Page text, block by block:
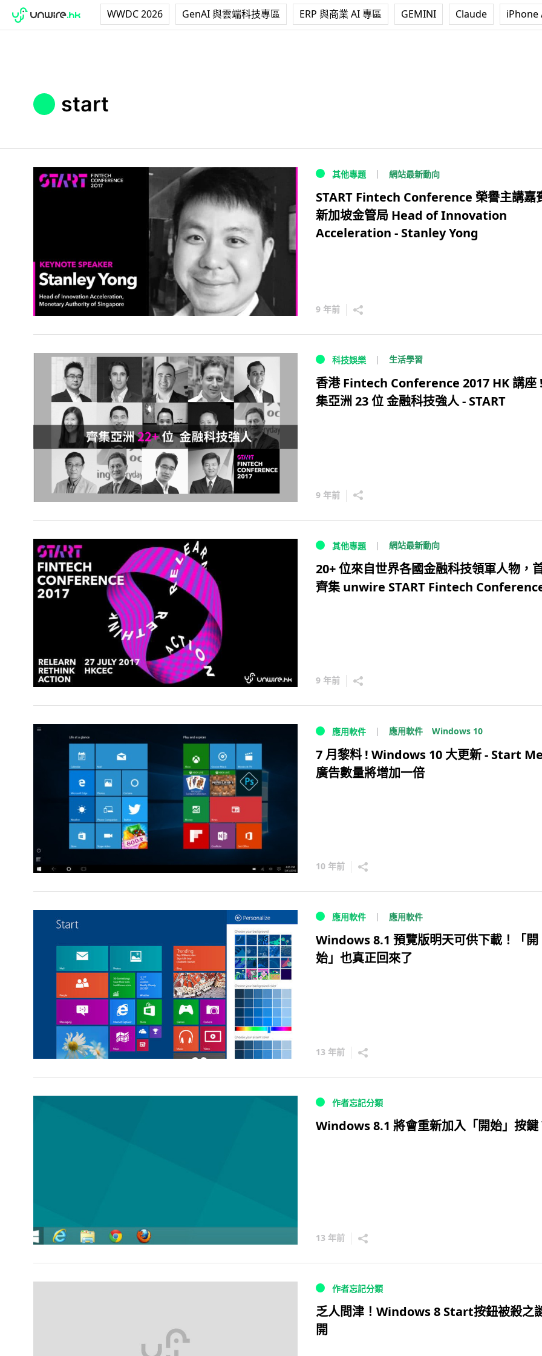
WWDC 2026 GenAI 與雲端科技專區 ERP 與商業 AI 專區 GEMINI Claude iPhone
start
其他專題 網站最新動向
START Fintech Conference 榮譽主講嘉
新加坡金管局 Head of Innovation
Acceleration - Stanley Yong
9 年前
科技娛樂 生活學習
香港 Fintech Conference 2017 HK 講座
集亞洲 23 位 金融科技強人 - START
9 年前
其他專題 網站最新動向
20+ 位來自世界各國金融科技領軍人物，
齊集 unwire START Fintech
9 年前
應用軟件 應用軟件 Windows 10
7 月黎料 ! Windows 10 大更新 - Start
廣告數量將增加一倍
10 年前
應用軟件 應用軟件
Windows 8.1 預覽版明天可供下載！「開
始」也真正回來了
13 年前
作者忘記分類
Windows 8.1 將會重新加入「開始」按鍵
13 年前
作者忘記分類
乏人問津！Windows 8 Start按鈕被殺之
開